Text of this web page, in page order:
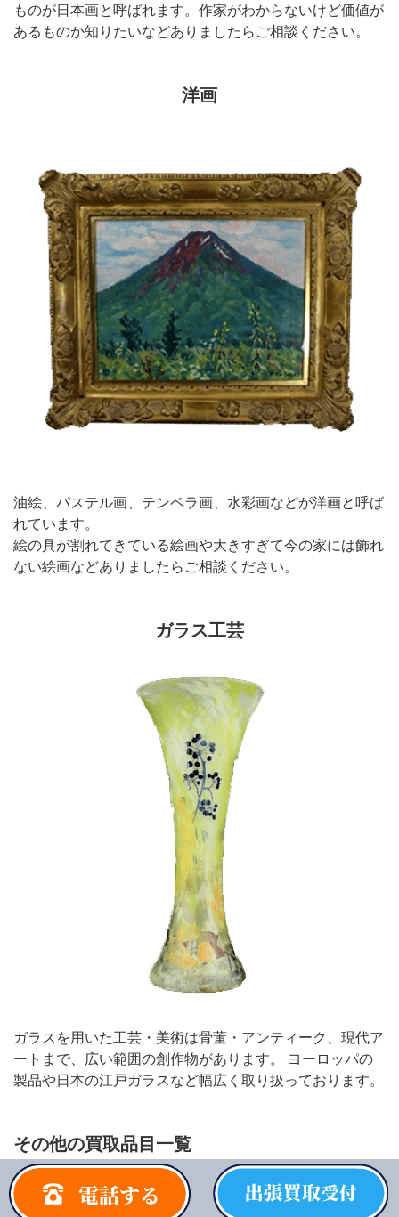
ものが日本画と呼ばれます。作家がわからないけど価値が
あるものか知りたいなどありましたらご相談ください。
洋画
油絵、パステル画、テンペラ画、水彩画などが洋画と呼ば
れています。
絵の具が割れてきている絵画や大きすぎて今の家には飾れ
ない絵画などありましたらご相談ください。
ガラス工芸
ガラスを用いた工芸・美術は骨董・アンティーク、現代ア
ートまで、広い範囲の創作物があります。 ヨーロッパの
製品や日本の江戸ガラスなど幅広く取り扱っております。
その他の買取品目一覧
人間国宝・無形文化財
帝室技芸員